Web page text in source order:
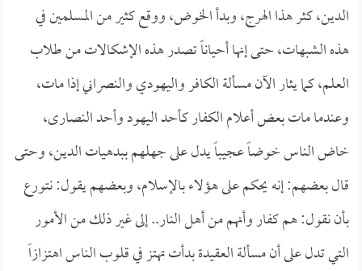
الدين، كثر هذا الهرج، وبدأ الخوض، ووقع كثير من المسلمين في
هذه الشبهات، حتى إنها أحياناً تصدر هذه الإشكالات من طلاب
العلم، كما يثار الآن مسألة الكافر واليهودي والنصراني إذا مات،
وعندما مات بعض أعلام الكفار كأحد اليهود وأحد النصارى،
خاض الناس خوضاً عجيباً يدل على جهلهم ببدهيات الدين، وحتى
قال بعضهم: إنه يحكم على هؤلاء بالإسلام، وبعضهم يقول: نتورع
بأن نقول: هم كفار وأنهم من أهل النار.. إلى غير ذلك من الأمور
التي تدل على أن مسألة العقيدة بدأت تهتز في قلوب الناس اهتزازاً